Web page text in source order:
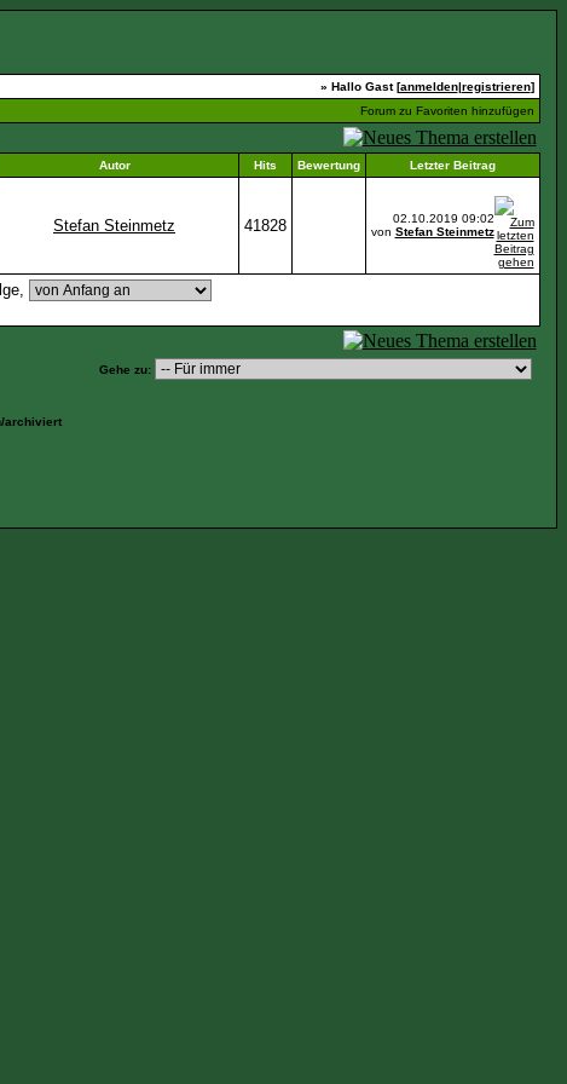
» Hallo Gast [anmelden|registrieren]
Forum zu Favoriten hinzufügen
Autor Hits Bewertung Letzter Beitrag
Stefan Steinmetz 41828 02.10.2019 09:02
von Stefan Steinmetz
Gehe zu:
archiviert